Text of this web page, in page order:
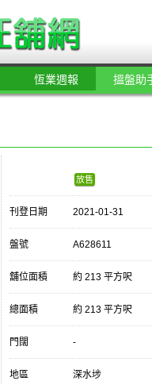
恆業週報 搵盤助
放售
刊登日期 2021-01-31
盤號 A628611
舖位面積 約 213 平方呎
總面積 約 213 平方呎
門闊 -
地區 深水埗